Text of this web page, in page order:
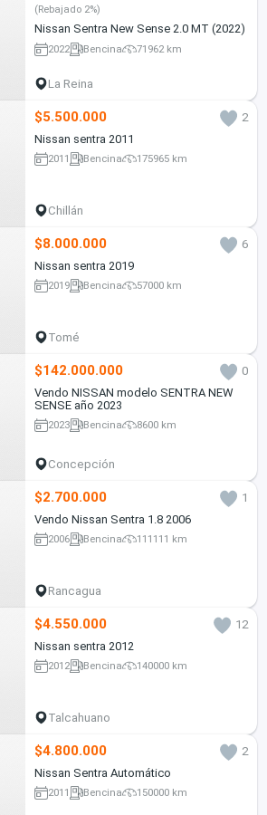
(Rebajado 2%)
Nissan Sentra New Sense 2.0 MT (2022)
2022 Bencina 71962 km
La Reina
$5.500.000
2
Nissan sentra 2011
2011 Bencina 175965 km
Chillán
$8.000.000
6
Nissan sentra 2019
2019 Bencina 57000 km
Tomé
$142.000.000
0
Vendo NISSAN modelo SENTRA NEW
SENSE año 2023
2023 Bencina 8600 km
Concepción
$2.700.000
1
Vendo Nissan Sentra 1.8 2006
2006 Bencina 111111 km
Rancagua
$4.550.000
12
Nissan sentra 2012
2012 Bencina 140000 km
Talcahuano
$4.800.000
2
Nissan Sentra Automático
2011 Bencina 150000 km